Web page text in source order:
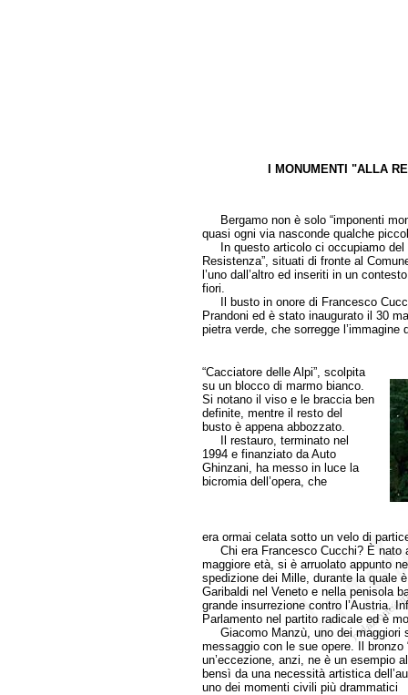
I MONUMENTI "ALLA
Bergamo non è solo “imponenti
quasi ogni via nasconde qualche
In questo articolo ci occupiamo del
Resistenza”, situati di fronte al
l’uno dall’altro ed inseriti in un
fiori.
Il busto in onore di Francesco
Prandoni ed è stato inaugurato il 30
pietra verde, che sorregge l’immagine
“Cacciatore delle Alpi”, scolpita
su un blocco di marmo bianco.
Si notano il viso e le braccia ben
definite, mentre il resto del
busto è appena abbozzato.
Il restauro, terminato nel
1994 e finanziato da Auto
Ghinzani, ha messo in luce la
bicromia dell’opera, che
era ormai celata sotto un velo di
Chi era Francesco Cucchi? È nato
maggiore età, si è arruolato appunto
spedizione dei Mille, durante la quale
Garibaldi nel Veneto e nella penisola
grande insurrezione contro l’Austria.
Parlamento nel partito radicale ed è
Giacomo Manzù, uno dei maggiori
messaggio con le sue opere. Il bronzo
un’eccezione, anzi, ne è un esempio
bensì da una necessità artistica
uno dei momenti civili più drammatici